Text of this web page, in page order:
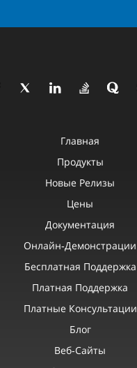
Главная
Продукты
Новые Релизы
Цены
Документация
Онлайн‑демонстрации
Бесплатная Поддержка
Платная Поддержка
Платные Консультации
Блог
Веб‑сайты